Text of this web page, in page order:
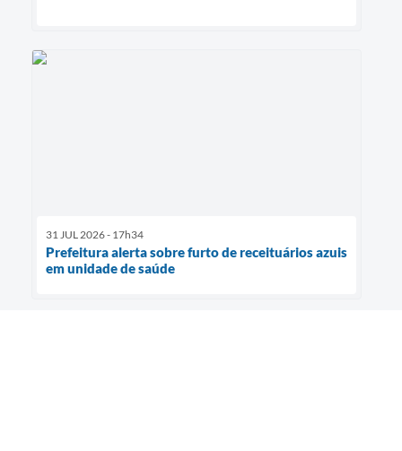
31 JUL 2026 - 17h34
Prefeitura alerta sobre furto de receituários azuis
em unidade de saúde